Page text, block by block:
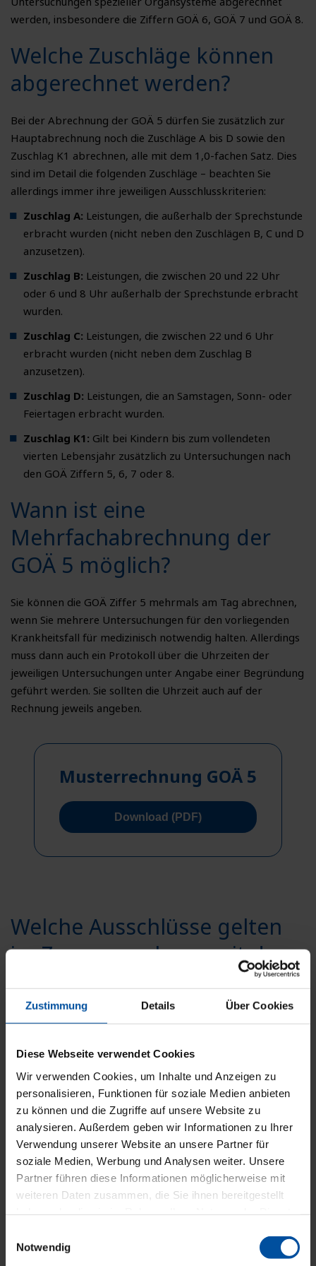
Zustimmung Details Über Cookies
Diese Webseite verwendet Cookies
Wir verwenden Cookies, um Inhalte und Anzeigen zu
personalisieren, Funktionen für soziale Medien anbieten
zu können und die Zugriffe auf unsere Website zu
analysieren. Außerdem geben wir Informationen zu Ihrer
Verwendung unserer Website an unsere Partner für
soziale Medien, Werbung und Analysen weiter. Unsere
Partner führen diese Informationen möglicherweise mit
weiteren Daten zusammen, die Sie ihnen bereitgestellt
Notwendig
werden, insbesondere die Ziffern GOÄ 6, GOÄ 7 und GOÄ 8.
Welche Zuschläge können
abgerechnet werden?
Bei der Abrechnung der GOÄ 5 dürfen Sie zusätzlich zur
Hauptabrechnung noch die Zuschläge A bis D sowie den
Zuschlag K1 abrechnen, alle mit dem 1,0-fachen Satz. Dies
sind im Detail die folgenden Zuschläge – beachten Sie
allerdings immer ihre jeweiligen Ausschlusskriterien:
Zuschlag A: Leistungen, die außerhalb der Sprechstunde
erbracht wurden (nicht neben den Zuschlägen B, C und D
anzusetzen).
Zuschlag B: Leistungen, die zwischen 20 und 22 Uhr
oder 6 und 8 Uhr außerhalb der Sprechstunde erbracht
wurden.
Zuschlag C: Leistungen, die zwischen 22 und 6 Uhr
erbracht wurden (nicht neben dem Zuschlag B
anzusetzen).
Zuschlag D: Leistungen, die an Samstagen, Sonn- oder
Feiertagen erbracht wurden.
Zuschlag K1: Gilt bei Kindern bis zum vollendeten
vierten Lebensjahr zusätzlich zu Untersuchungen nach
den GOÄ Ziffern 5, 6, 7 oder 8.
Wann ist eine
Mehrfachabrechnung der
GOÄ 5 möglich?
Sie können die GOÄ Ziffer 5 mehrmals am Tag abrechnen,
wenn Sie mehrere Untersuchungen für den vorliegenden
Krankheitsfall für medizinisch notwendig halten. Allerdings
muss dann auch ein Protokoll über die Uhrzeiten der
jeweiligen Untersuchungen unter Angabe einer Begründung
geführt werden. Sie sollten die Uhrzeit auch auf der
Rechnung jeweils angeben.
Musterrechnung GOÄ 5
Download (PDF)
Welche Ausschlüsse gelten
im Zusammenhang mit der
GOÄ Ziffer 5?
Folgende Ziffern sind im Zusammenhang mit der GOÄ 5
GOÄ 25, GOÄ 26, GOÄ 27, GOÄ 28, GOÄ 29, GOÄ 45, GOÄ
46, GOÄ 50, GOÄ 51, GOÄ 61, GOÄ 435, GOÄ 448, GOÄ
449, GOÄ 600, GOÄ 601, GOÄ 1203, GOÄ 1204, GOÄ 1210,
GOÄ 1211, GOÄ 1212, GOÄ 1213, GOÄ 1217, GOÄ 1228,
GOÄ 1240, GOÄ 1400, GOÄ 1401, GOÄ 1414.
Informationen und Tipps
zum Steigerungssatz der
GOÄ 5
Des Weiteren ist noch zu klären, ob und wie die GOÄ-Ziffer